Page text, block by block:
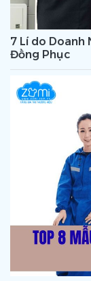
7 Lí do Doanh
Đồng Phục